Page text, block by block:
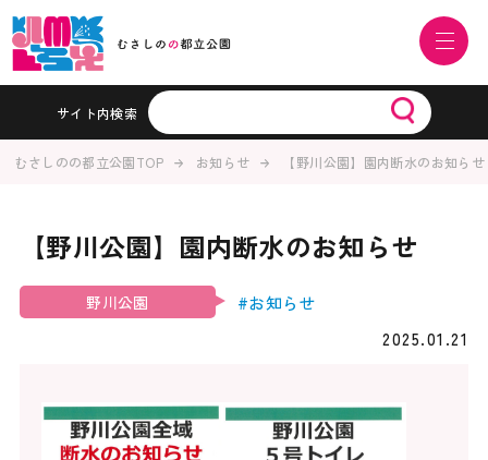
サイト内検索
むさしのの都立公園TOP お知らせ 【野川公園】園内断水のお知らせ
【野川公園】園内断水のお知らせ
野川公園
#お知らせ
2025.01.21